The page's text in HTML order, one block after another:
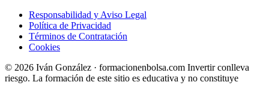
Responsabilidad y Aviso Legal
Política de Privacidad
Términos de Contratación
Cookies
© 2026 Iván González · formacionenbolsa.com Invertir conlleva
riesgo. La formación de este sitio es educativa y no constituye